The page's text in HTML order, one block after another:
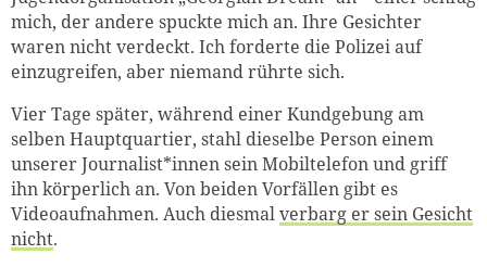
mich, der andere spuckte mich an. Ihre Gesichter
waren nicht verdeckt. Ich forderte die Polizei auf
einzugreifen, aber niemand rührte sich.
Vier Tage später, während einer Kundgebung am
selben Hauptquartier, stahl dieselbe Person einem
unserer Journalist*innen sein Mobiltelefon und griff
ihn körperlich an. Von beiden Vorfällen gibt es
Videoaufnahmen. Auch diesmalverbarg er sein Gesicht
nicht.